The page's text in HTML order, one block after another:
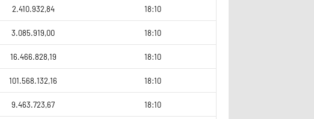
2.410.932,84 18:10
3.085.919,00 18:10
16.466.828,19 18:10
101.568.132,16 18:10
9.463.723,67 18:10